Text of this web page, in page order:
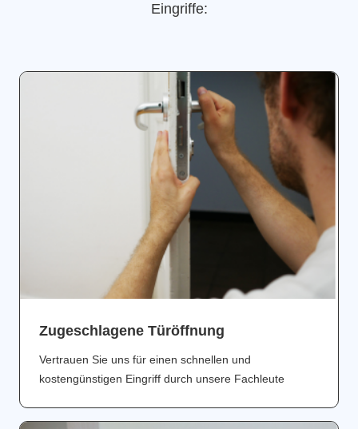
Eingriffe:
Zugeschlagene Türöffnung
Vertrauen Sie uns für einen schnellen und
kostengünstigen Eingriff durch unsere Fachleute